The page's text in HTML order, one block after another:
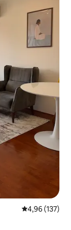
Gemiddelde
4,96 (137)